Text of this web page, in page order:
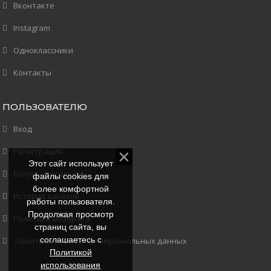
Вконтакте
Instagram
Одноклассники
Контакты
ПОЛЬЗОВАТЕЛЮ
Вход
Регистрация
Бонусы и скидки
История заказов
Политика возврата
Политика обработки персональных данных
Этот сайт использует
файлы cookies для
более комфортной
работы пользователя.
Продолжая просмотр
страниц сайта, вы
соглашаетесь с
Политикой
использования